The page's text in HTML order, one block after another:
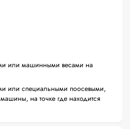
или машинными весами на
или специальными поосевыми,
на точке где находится